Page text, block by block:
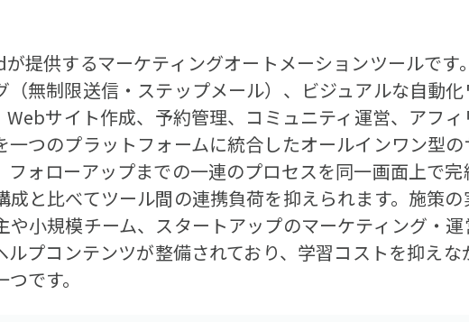
提供するマーケティングオートメーションツールです
（無制限送信・ステップメール）、ビジュアルな自動
サイト作成、予約管理、コミュニティ運営、アフ
つのプラットフォームに統合したオールインワン型
ォローアップまでの一連のプロセスを同一画面上で完
と比べてツール間の連携負荷を抑えられます。施策の
や小規模チーム、スタートアップのマーケティング・
プコンテンツが整備されており、学習コストを抑えな
です。